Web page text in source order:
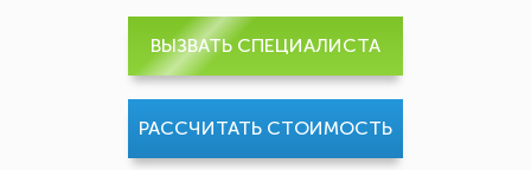
ВЫЗВАТЬ СПЕЦИАЛИСТА
РАССЧИТАТЬ СТОИМОСТЬ